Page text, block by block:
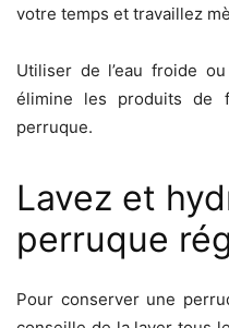
votre temps et travaillez
Utiliser de l’eau froide
élimine les produits de
perruque.
Lavez et
perruque
Pour conserver une